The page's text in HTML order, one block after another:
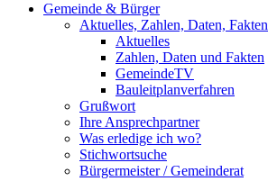
Gemeinde & Bürger
Aktuelles, Zahlen, Daten, Fakten
Aktuelles
Zahlen, Daten und Fakten
GemeindeTV
Bauleitplanverfahren
Grußwort
Ihre Ansprechpartner
Was erledige ich wo?
Stichwortsuche
Bürgermeister / Gemeinderat